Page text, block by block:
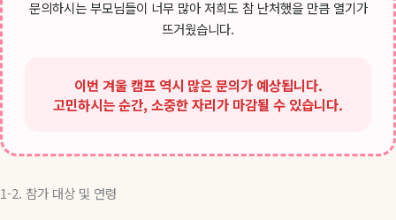
문의하시는 부모님들이 너무 많아 저희도 참 난처했을 만큼 열기가
뜨거웠습니다.
이번 겨울 캠프 역시 많은 문의가 예상됩니다.
고민하시는 순간, 소중한 자리가 마감될 수 있습니다.
1-2. 참가 대상 및 연령